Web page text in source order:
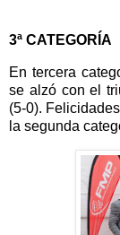
3ª CATEGORÍA
En tercera
se alzó con el
(5-0).
la segunda